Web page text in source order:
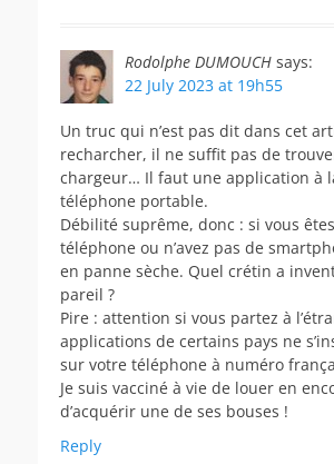
Rodolphe DUMOUCH says:
22 July 2023 at 19h55
Un truc qui n’est pas dit dans cet
recharcher, il ne suffit pas de
chargeur… Il faut une application à
téléphone portable.
Débilité suprême, donc : si vous
téléphone ou n’avez pas de
en panne sèche. Quel crétin a
pareil ?
Pire : attention si vous partez à
applications de certains pays ne
sur votre téléphone à numéro
Je suis vacciné à vie de louer en
d’acquérir une de ses bouses !
Reply